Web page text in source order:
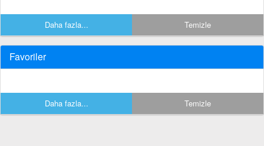
Daha fazla... Temizle
Favoriler
Daha fazla... Temizle